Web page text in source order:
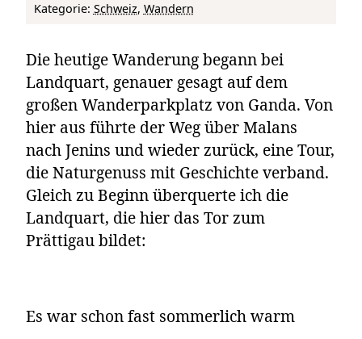
Kategorie: Schweiz, Wandern
Die heutige Wanderung begann bei
Landquart, genauer gesagt auf dem
großen Wanderparkplatz von Ganda. Von
hier aus führte der Weg über Malans
nach Jenins und wieder zurück, eine Tour,
die Naturgenuss mit Geschichte verband.
Gleich zu Beginn überquerte ich die
Landquart, die hier das Tor zum
Prättigau bildet:
Es war schon fast sommerlich warm